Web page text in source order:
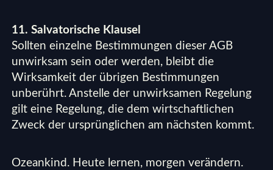
11. Salvatorische Klausel
Sollten einzelne Bestimmungen dieser AGB
unwirksam sein oder werden, bleibt die
Wirksamkeit der übrigen Bestimmungen
unberührt. Anstelle der unwirksamen Regelung
gilt eine Regelung, die dem wirtschaftlichen
Zweck der ursprünglichen am nächsten kommt.
Ozeankind. Heute lernen, morgen verändern.